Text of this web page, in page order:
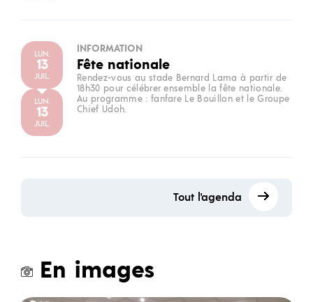
LUN.
13
JUIL.
LUN.
13
JUIL.
INFORMATION
Fête nationale
Rendez-vous au stade Bernard Lama à partir de
18h30 pour célébrer ensemble la fête nationale.
Au programme : fanfare Le Bouillon et le Groupe
Chief Udoh.
Tout l'agenda
En images